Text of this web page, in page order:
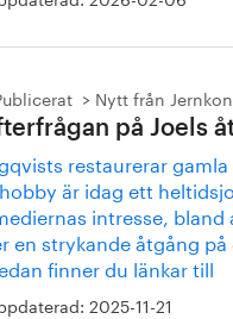
Nytt från
på Joels
restaurerar
är idag ett
intresse, bland
en strykande åtgång
finner du länkar till
2025-11-21